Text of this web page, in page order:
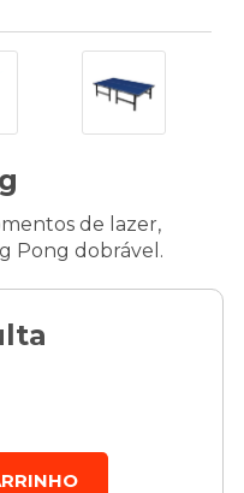
de lazer,
Pong dobrável.